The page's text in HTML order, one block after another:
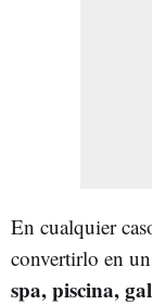
En cualquier
convertirlo en
spa, piscina,